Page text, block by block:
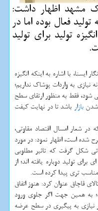
مشهد اظهار داشت:
1350 در زمینه تولید فعال بوده اما در
تولید برای تولید
با اشاره به اینكه انگیزه
نیازی به واردات پوشاك نداریم؛
شود، فقط به منظور ارتقای سطح
شدنبازار باشد تا در نهایت كیفت
در شعار امسال اقتصاد مقاوتی،
شده است، اظهار نمود: در مورد
شكل گرفت كه تاثیر مطلوبی
تولید دوباره یافته اند؛ از
تری پیدا كرده است.
قاچاق عنوان كرد: هنوز اتفاق
به همین جهت اگر جلوی ورود
نیازی به پیگیری در سطح عرضه